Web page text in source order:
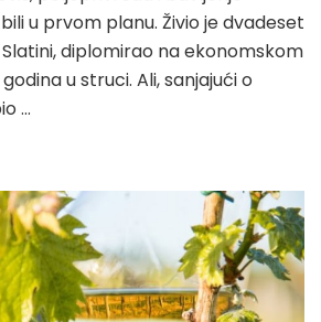
u prvom planu. Živio je dvadeset
diplomirao na ekonomskom
u struci. Ali, sanjajući o
…